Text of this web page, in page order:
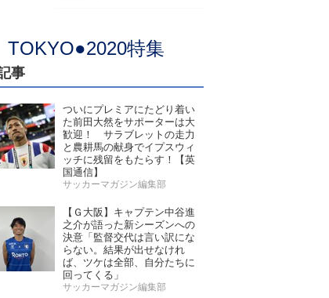
TOKYO●2020特集
事
ついにプレミアにたどり着い
た前田大然をサポーターは大
歓迎！ サラブレットの走力
と農耕馬の献身でイプスウィ
ッチに残留をもたらす！【英
国通信】
サッカーマガジン編集部
【Ｇ大阪】キャプテン中谷進
之介が語った新シーズンへの
決意「監督交代は言い訳にな
らない。結果が出せなけれ
ば、ツケは全部、自分たちに
回ってくる」
サッカーマガジン編集部